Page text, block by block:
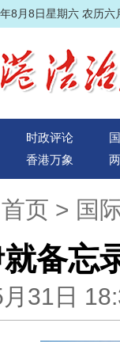
8月8日星期六 农历六
时政评论
香港万象
首页 > 国
备忘
月31日